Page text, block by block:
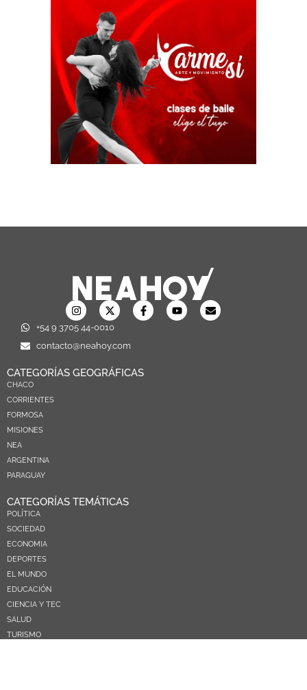
+54 9 3705 44-0010
contacto@neahoy.com
CATEGORÍAS GEOGRÁFICAS
CHACO
CORRIENTES
FORMOSA
MISIONES
NEA
ARGENTINA
PARAGUAY
CATEGORÍAS TEMÁTICAS
POLÍTICA
SOCIEDAD
ECONOMIA
DEPORTES
EL MUNDO
EDUCACIÓN
CIENCIA Y TEC
SALUD
TURISMO